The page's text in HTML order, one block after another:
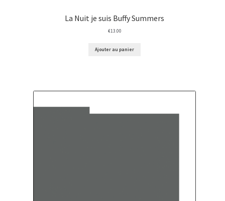
La Nuit je suis Buffy Summers
€13.00
Ajouter au panier